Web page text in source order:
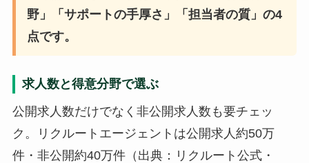
野」「サポートの手厚さ」「担当者の質」の4
点です。
求人数と得意分野で選ぶ
公開求人数だけでなく非公開求人数も要チェッ
ク。リクルートエージェントは公開求人約50万
件・非公開約40万件（出典：リクルート公式・